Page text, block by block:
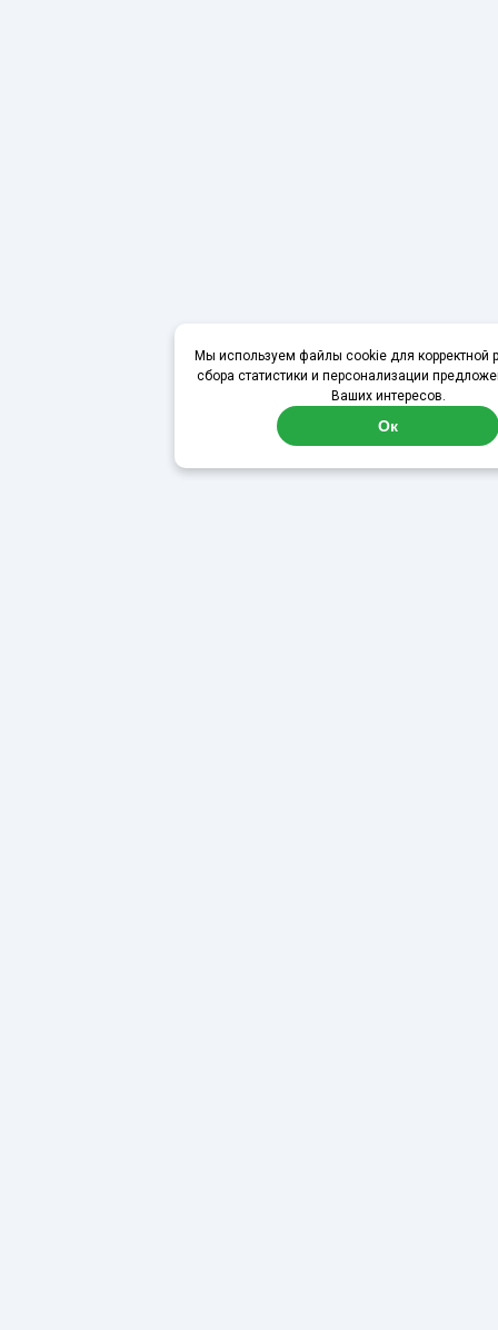
Мы используем файлы cookie для корректной
сбора статистики и персонализации
Ваших интересов.
Ок